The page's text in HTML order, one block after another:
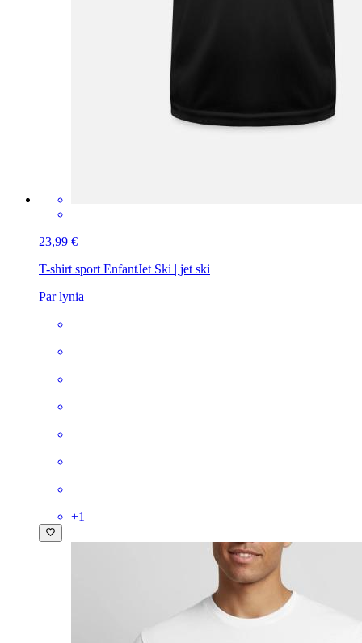
23,99 €
T-shirt sport EnfantJet Ski | jet ski
Par lynia
+1